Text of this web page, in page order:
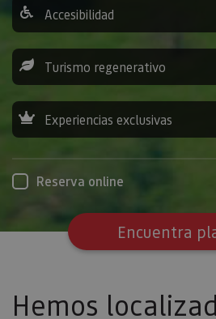
Accesibilidad
Turismo regenerativo
Experiencias exclusivas
Reserva online
Encuentra
Hemos